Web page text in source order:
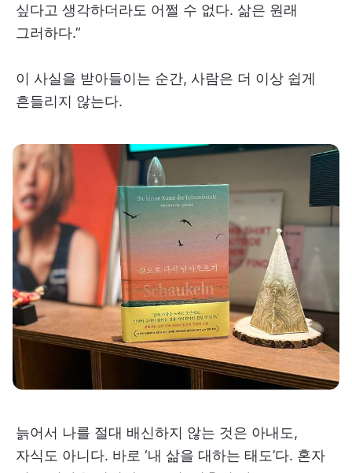
싶다고 생각하더라도 어쩔 수 없다. 삶은 원래
그러하다.”
이 사실을 받아들이는 순간, 사람은 더 이상 쉽게
흔들리지 않는다.
늙어서 나를 절대 배신하지 않는 것은 아내도,
자식도 아니다. 바로 ‘내 삶을 대하는 태도’다. 혼자